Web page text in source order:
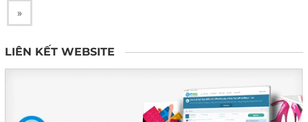
»
LIÊN KẾT WEBSITE